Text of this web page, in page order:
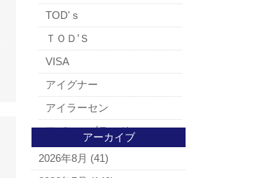
TOD'ｓ
ＴＯＤ’Ｓ
VISA
アイグナー
アイラーセン
アパレルブランド
BALLY
ＵＧＧ
アーカイブ
2026年8月 (41)